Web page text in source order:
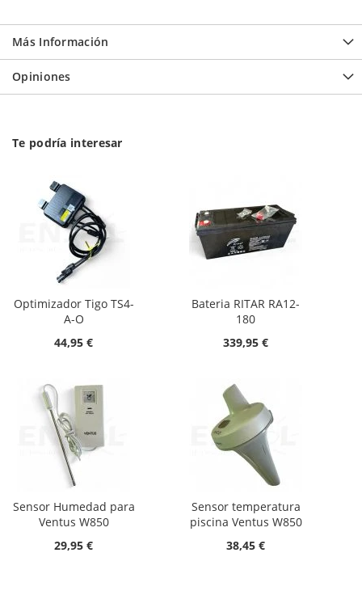
Más Información
Opiniones
Te podría interesar
Optimizador Tigo TS4-
A-O
44,95 €
Bateria RITAR RA12-
180
339,95 €
Sensor Humedad para
Ventus W850
29,95 €
Sensor temperatura
piscina Ventus W850
38,45 €